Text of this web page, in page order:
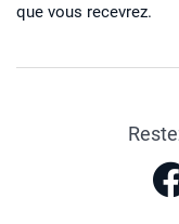
que vous recevrez.